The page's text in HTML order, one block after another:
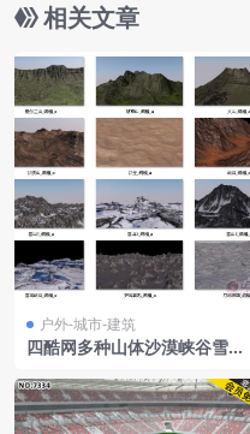
相关文章
户外-城市-建筑
四酷网多种山体沙漠峡谷雪山